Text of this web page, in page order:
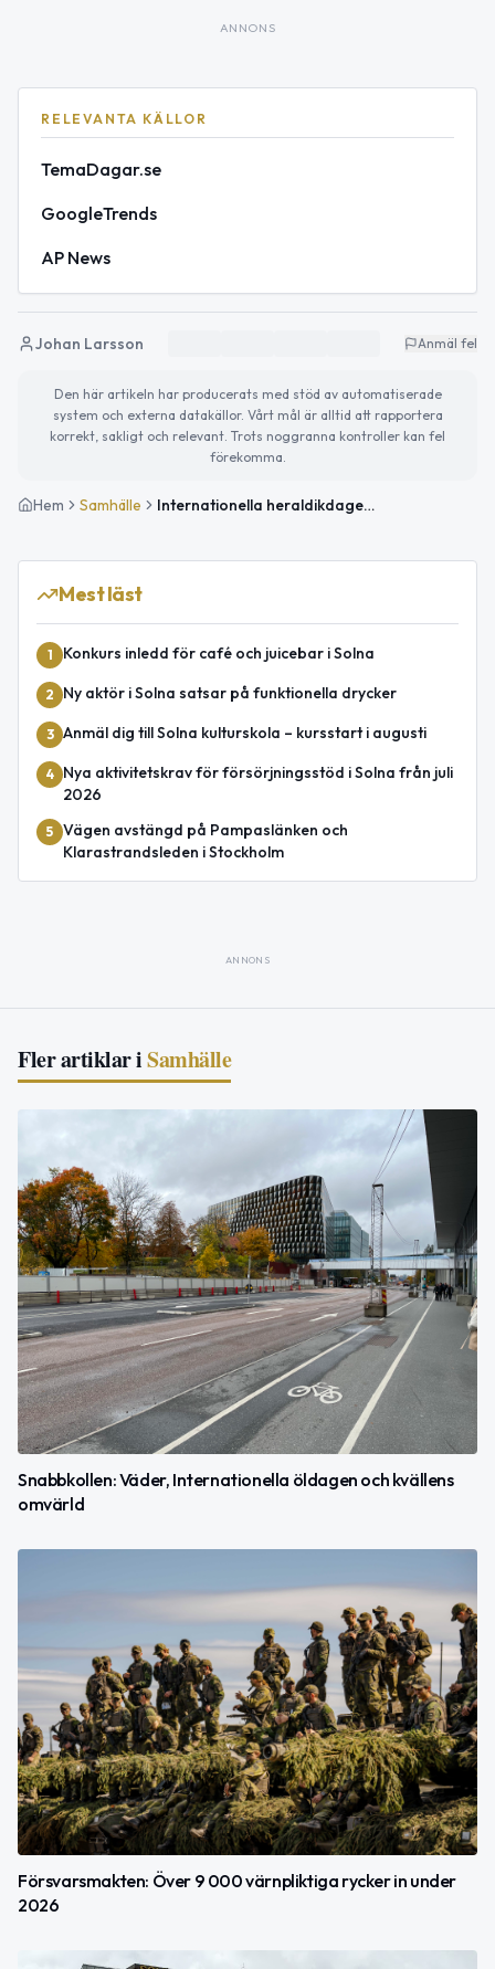
ANNONS
RELEVANTA KÄLLOR
TemaDagar.se
GoogleTrends
AP News
Johan Larsson Anmäl fel
Den här artikeln har producerats med stöd av automatiserade
system och externa datakällor. Vårt mål är alltid att rapportera
korrekt, sakligt och relevant. Trots noggranna kontroller kan fel
förekomma.
Hem Samhälle Internationella heraldikdagen och dagens väder i Solna
Mest läst
1 Konkurs inledd för café och juicebar i Solna
2 Ny aktör i Solna satsar på funktionella drycker
3 Anmäl dig till Solna kulturskola – kursstart i augusti
4
Nya aktivitetskrav för försörjningsstöd i Solna från juli
2026
5 Vägen avstängd på Pampaslänken och
Klarastrandsleden i Stockholm
ANNONS
Fler artiklar iSamhälle
Snabbkollen: Väder, Internationella öldagen och kvällens
omvärld
Försvarsmakten: Över 9 000 värnpliktiga rycker in under
2026